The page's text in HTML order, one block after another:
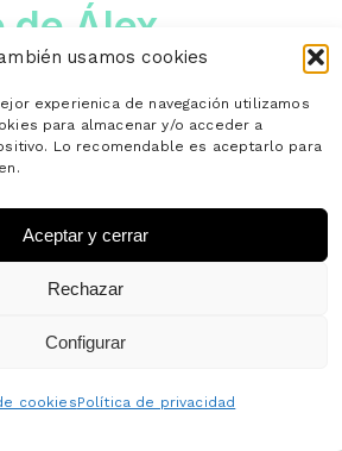
usamos cookies
experienica de navegación utilizamos
para almacenar y/o acceder a
Lo recomendable es aceptarlo para
Aceptar y cerrar
Rechazar
Configurar
cookiesPolítica de privacidad
de Álex